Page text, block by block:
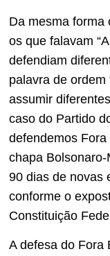
Da mesma forma
os que falavam
defendiam
palavra de ordem
assumir
caso do Partido
defendemos
chapa
90 dias de novas
conforme o
Constituição
A defesa do Fora